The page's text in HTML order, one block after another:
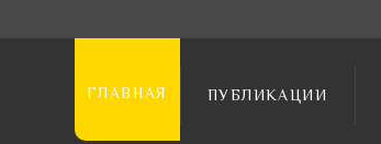
ГЛАВНАЯ ПУБЛИКАЦИИ